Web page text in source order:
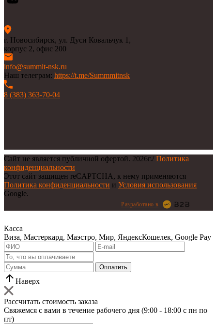
г. Новосибирск, ул. Дуси Ковальчук 1,
корпус 2, офис 200
info@summit-nsk.ru
Наш телеграм: https://t.me/Summmitnsk
8 (383) 363-70-04
Сайт не является публичной офертой. 2026г./ Политика
конфиденциальности
Этот сайт защищен reCAPTCHA, к нему применяются
Политика конфиденциальности и Условия использования
Google.
Разработано в
Касса
Виза, Мастеркард, Маэстро, Мир, ЯндексКошелек, Google Pay
Оплатить
Наверх
Рассчитать стоимость заказа
Свяжемся с вами в течение рабочего дня (9:00 - 18:00 с пн по
пт)